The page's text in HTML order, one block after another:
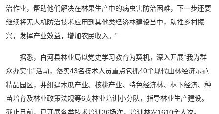
治作业，帮助他们解决在林果生产中的病虫害防治困难，下一步还要
继续将无人机防治技术应用到其他类经济林建设当中，助推乡村振
兴，发挥产业效益，增加农民收入。”
据悉，白河县林业局以党史学习教育为契机，深入开展“我为群
众办实事”活动，落实43名技术人员重点包抓40个现代山林经济示范
精品园区，并组建木瓜产业、核桃产业、特色经济林、林下经济、种
苗培育及林业政策法规等6支林业培训小分队，指导林业生产建设。
截止目前，已开展各类技术培训36场次，培训林农1610余人次。